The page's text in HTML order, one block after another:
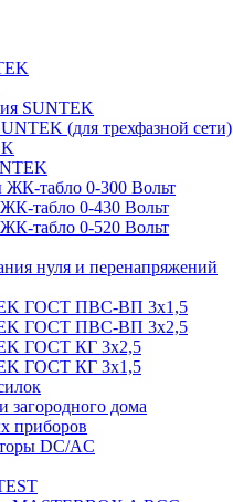
SUNTEK
(для трехфазной сети)
табло 0-300 Вольт
табло 0-430 Вольт
табло 0-520 Вольт
нуля и перенапряжений
ГОСТ ПВС-ВП 3х1,5
ГОСТ ПВС-ВП 3х2,5
ГОСТ КГ 3х2,5
ГОСТ КГ 3х1,5
загородного дома
приборов
DC/AC